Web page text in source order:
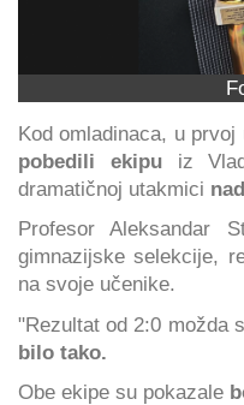
Kod omladinaca, u
pobedili ekipuiz
dramatičnoj utakmici
Profesor Aleksandar
gimnazijske selekcije,
na svoje učenike.
"Rezultat od 2:0 možda
bilo tako.
Obe ekipe su pokazale